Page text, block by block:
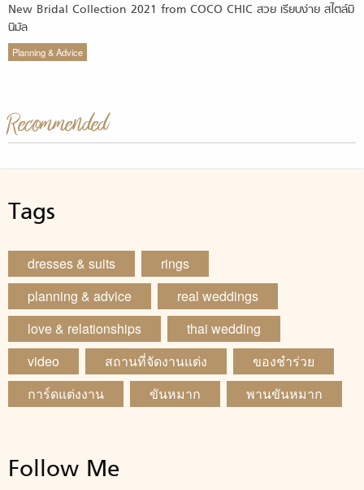
New Bridal Collection 2021 from COCO CHIC สวย เรียบง่าย สไตล์มิ
นิมัล
Planning & Advice
Recommended
Tags
dresses & suits
rings
planning & advice
real weddings
love & relationships
thai wedding
video
สถานที่จัดงานแต่ง
ของชำร่วย
การ์ดแต่งงาน
ขันหมาก พานขันหมาก
Follow Me